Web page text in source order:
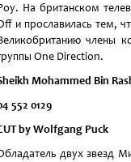
На британском
и прославилась тем,
члены
One Direction.
Mohammed Bin
552 0129
by Wolfgang Puck
двух звезд